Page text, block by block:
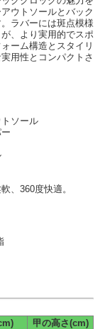
ウトソールとバック
ラバーには斑点模様
、より実用的でスポ
ーム構造とスタイリ
用性とコンパクトさ
ソール
、360度快適。
甲の高さ(cm)